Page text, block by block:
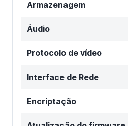
Armazenagem
Áudio
Protocolo de vídeo
Interface de Rede
Encriptação